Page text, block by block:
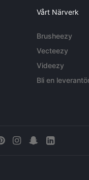
Vårt Närverk
Brusheezy
Vecteezy
Videezy
Bli en